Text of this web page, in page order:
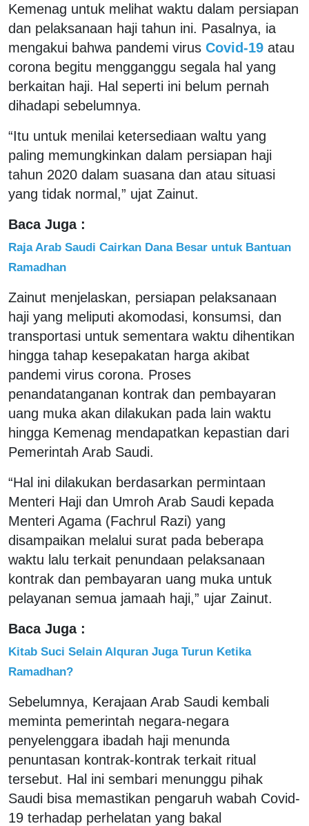
Kemenag untuk melihat waktu dalam persiapan
dan pelaksanaan haji tahun ini. Pasalnya, ia
mengakui bahwa pandemi virus Covid-19 atau
corona begitu mengganggu segala hal yang
berkaitan haji. Hal seperti ini belum pernah
dihadapi sebelumnya.
“Itu untuk menilai ketersediaan waltu yang
paling memungkinkan dalam persiapan haji
tahun 2020 dalam suasana dan atau situasi
yang tidak normal,” ujat Zainut.
Baca Juga :
Raja Arab Saudi Cairkan Dana Besar untuk Bantuan
Ramadhan
Zainut menjelaskan, persiapan pelaksanaan
haji yang meliputi akomodasi, konsumsi, dan
transportasi untuk sementara waktu dihentikan
hingga tahap kesepakatan harga akibat
pandemi virus corona. Proses
penandatanganan kontrak dan pembayaran
uang muka akan dilakukan pada lain waktu
hingga Kemenag mendapatkan kepastian dari
Pemerintah Arab Saudi.
“Hal ini dilakukan berdasarkan permintaan
Menteri Haji dan Umroh Arab Saudi kepada
Menteri Agama (Fachrul Razi) yang
disampaikan melalui surat pada beberapa
waktu lalu terkait penundaan pelaksanaan
kontrak dan pembayaran uang muka untuk
pelayanan semua jamaah haji,” ujar Zainut.
Baca Juga :
Kitab Suci Selain Alquran Juga Turun Ketika
Ramadhan?
Sebelumnya, Kerajaan Arab Saudi kembali
meminta pemerintah negara-negara
penyelenggara ibadah haji menunda
penuntasan kontrak-kontrak terkait ritual
tersebut. Hal ini sembari menunggu pihak
Saudi bisa memastikan pengaruh wabah Covid-
19 terhadap perhelatan yang bakal